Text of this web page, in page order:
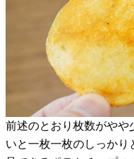
前述のとおり枚数がやや
いと一枚一枚のしっか